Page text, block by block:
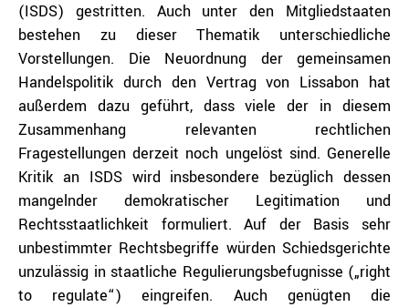
(ISDS) gestritten. Auch unter den Mitgliedstaaten
bestehen zu dieser Thematik unterschiedliche
Vorstellungen. Die Neuordnung der gemeinsamen
Handelspolitik durch den Vertrag von Lissabon hat
außerdem dazu geführt, dass viele der in diesem
Zusammenhang relevanten rechtlichen
Fragestellungen derzeit noch ungelöst sind. Generelle
Kritik an ISDS wird insbesondere bezüglich dessen
mangelnder demokratischer Legitimation und
Rechtsstaatlichkeit formuliert. Auf der Basis sehr
unbestimmter Rechtsbegriffe würden Schiedsgerichte
unzulässig in staatliche Regulierungsbefugnisse („right
to regulate“) eingreifen. Auch genügten die